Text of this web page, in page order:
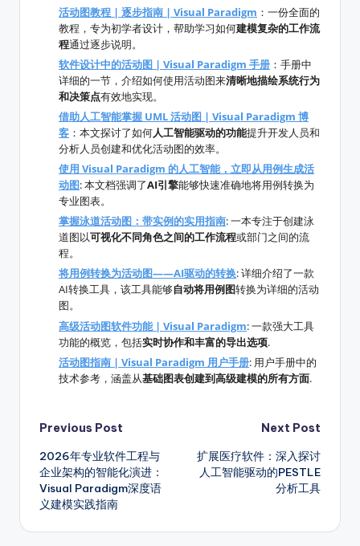
活动图教程 | 逐步指南 | Visual Paradigm ：一份全面的
教程，专为初学者设计，帮助学习如何建模复杂的工作流
程通过逐步说明。
软件设计中的活动图 | Visual Paradigm 手册 ：手册中
详细的一节，介绍如何使用活动图来清晰地描绘系统行为
和决策点有效地实现。
借助人工智能掌握 UML 活动图 | Visual Paradigm 博
客 ：本文探讨了如何人工智能驱动的功能提升开发人员和
分析人员创建和优化活动图的效率。
使用 Visual Paradigm 的人工智能，立即从用例生成活
动图: 本文档强调了AI引擎能够快速准确地将用例转换为
专业图表。
掌握泳道活动图：带实例的实用指南: 一本专注于创建泳
道图以可视化不同角色之间的工作流程或部门之间的流
程。
将用例转换为活动图——AI驱动的转换: 详细介绍了一款
AI转换工具，该工具能够自动将用例图转换为详细的活动
图。
高级活动图软件功能 | Visual Paradigm: 一款强大工具
功能的概览，包括实时协作和丰富的导出选项.
活动图指南 | Visual Paradigm 用户手册: 用户手册中的
技术参考，涵盖从基础图表创建到高级建模的所有方面.
Post
navigation
Previous Post
2026年专业软件工程与
企业架构的智能化演进：
Visual Paradigm深度语
义建模实践指南
Next Post
扩展医疗软件：深入探讨
人工智能驱动的PESTLE
分析工具